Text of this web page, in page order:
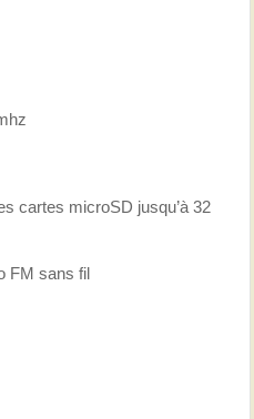
cartes microSD jusqu’à 32
FM sans fil